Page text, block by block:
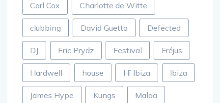
Carl Cox Charlotte de Witte
clubbing David Guetta Defected
DJ Eric Prydz Festival Fréjus
Hardwell house Hï Ibiza Ibiza
James Hype Kungs Malaa